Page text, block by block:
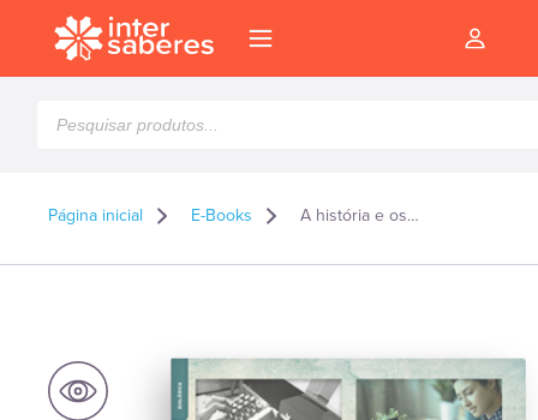
produtos
Página inicial E-Books A história e os dias: a historicidade do cotidiano e o protagonismo dos indivíduos – E-book